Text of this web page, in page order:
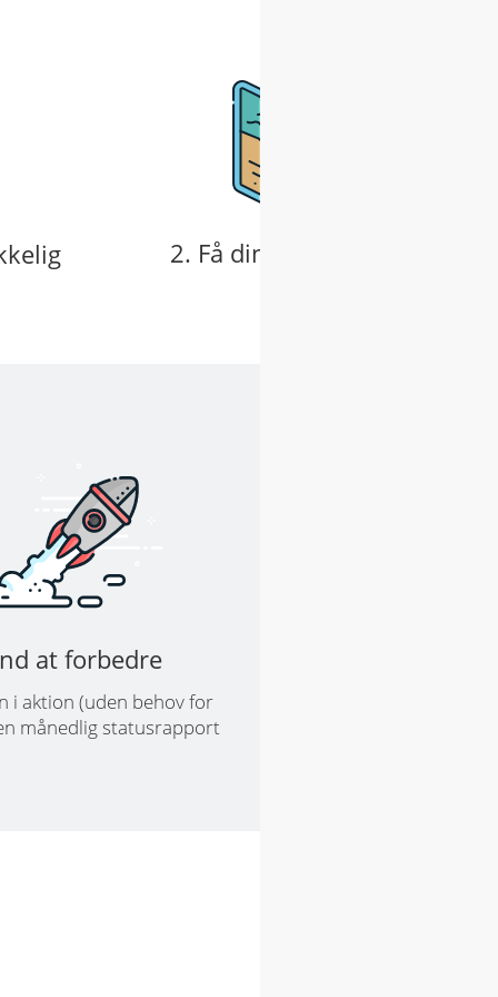
2. Få din nemme SEO-plan
at forbedre
i aktion (uden behov for
månedlig statusrapport